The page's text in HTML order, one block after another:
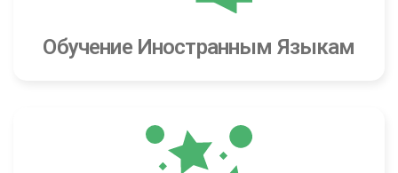
Обучение Иностранным Языкам